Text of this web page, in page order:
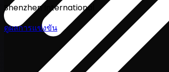
Shenzhen International
ดูผลการแข่งขัน